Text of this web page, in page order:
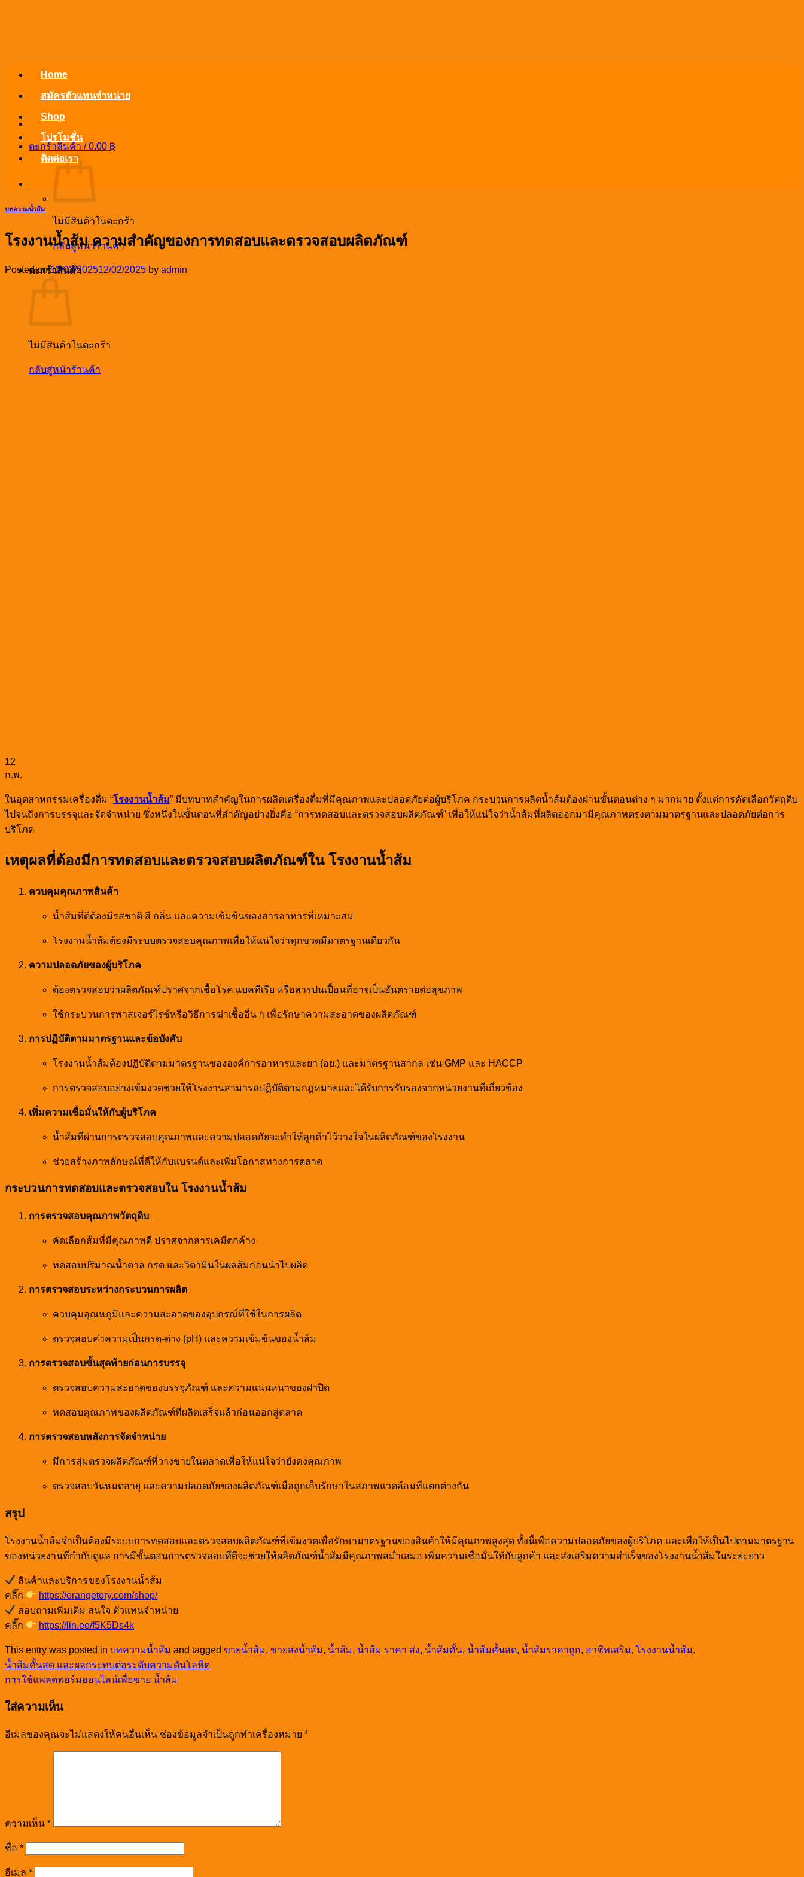
ตะกร้าสินค้า /0.00 ฿
ไม่มีสินค้าในตะกร้า
กลับสู่หน้าร้านค้า
ตะกร้าสินค้า
ไม่มีสินค้าในตะกร้า
กลับสู่หน้าร้านค้า
Home
สมัครตัวแทนจำหน่าย
Shop
โปรโมชั่น
ติดต่อเรา
บทความน้ำส้ม
โรงงานน้ำส้ม ความสำคัญของการทดสอบและตรวจสอบผลิตภัณฑ์
Posted on12/02/202512/02/2025 by admin
12
ก.พ.
ในอุตสาหกรรมเครื่องดื่ม “โรงงานน้ำส้ม” มีบทบาทสำคัญในการผลิตเครื่องดื่มที่มีคุณภาพและปลอดภัยต่อผู้บริโภค กระบวนการผลิตน้ำส้มต้องผ่านขั้นตอนต่าง ๆ มากมาย ตั้งแต่การคัดเลือกวัตถุดิบ
ไปจนถึงการบรรจุและจัดจำหน่าย ซึ่งหนึ่งในขั้นตอนที่สำคัญอย่างยิ่งคือ “การทดสอบและตรวจสอบผลิตภัณฑ์” เพื่อให้แน่ใจว่าน้ำส้มที่ผลิตออกมามีคุณภาพตรงตามมาตรฐานและปลอดภัยต่อการ
บริโภค
เหตุผลที่ต้องมีการทดสอบและตรวจสอบผลิตภัณฑ์ใน โรงงานน้ำส้ม
ควบคุมคุณภาพสินค้า
น้ำส้มที่ดีต้องมีรสชาติ สี กลิ่น และความเข้มข้นของสารอาหารที่เหมาะสม
โรงงานน้ำส้มต้องมีระบบตรวจสอบคุณภาพเพื่อให้แน่ใจว่าทุกขวดมีมาตรฐานเดียวกัน
ความปลอดภัยของผู้บริโภค
ต้องตรวจสอบว่าผลิตภัณฑ์ปราศจากเชื้อโรค แบคทีเรีย หรือสารปนเปื้อนที่อาจเป็นอันตรายต่อสุขภาพ
ใช้กระบวนการพาสเจอร์ไรซ์หรือวิธีการฆ่าเชื้ออื่น ๆ เพื่อรักษาความสะอาดของผลิตภัณฑ์
การปฏิบัติตามมาตรฐานและข้อบังคับ
โรงงานน้ำส้มต้องปฏิบัติตามมาตรฐานขององค์การอาหารและยา (อย.) และมาตรฐานสากล เช่น GMP และ HACCP
การตรวจสอบอย่างเข้มงวดช่วยให้โรงงานสามารถปฏิบัติตามกฎหมายและได้รับการรับรองจากหน่วยงานที่เกี่ยวข้อง
เพิ่มความเชื่อมั่นให้กับผู้บริโภค
น้ำส้มที่ผ่านการตรวจสอบคุณภาพและความปลอดภัยจะทำให้ลูกค้าไว้วางใจในผลิตภัณฑ์ของโรงงาน
ช่วยสร้างภาพลักษณ์ที่ดีให้กับแบรนด์และเพิ่มโอกาสทางการตลาด
กระบวนการทดสอบและตรวจสอบใน โรงงานน้ำส้ม
การตรวจสอบคุณภาพวัตถุดิบ
คัดเลือกส้มที่มีคุณภาพดี ปราศจากสารเคมีตกค้าง
ทดสอบปริมาณน้ำตาล กรด และวิตามินในผลส้มก่อนนำไปผลิต
การตรวจสอบระหว่างกระบวนการผลิต
ควบคุมอุณหภูมิและความสะอาดของอุปกรณ์ที่ใช้ในการผลิต
ตรวจสอบค่าความเป็นกรด-ด่าง (pH) และความเข้มข้นของน้ำส้ม
การตรวจสอบขั้นสุดท้ายก่อนการบรรจุ
ตรวจสอบความสะอาดของบรรจุภัณฑ์ และความแน่นหนาของฝาปิด
ทดสอบคุณภาพของผลิตภัณฑ์ที่ผลิตเสร็จแล้วก่อนออกสู่ตลาด
การตรวจสอบหลังการจัดจำหน่าย
มีการสุ่มตรวจผลิตภัณฑ์ที่วางขายในตลาดเพื่อให้แน่ใจว่ายังคงคุณภาพ
ตรวจสอบวันหมดอายุ และความปลอดภัยของผลิตภัณฑ์เมื่อถูกเก็บรักษาในสภาพแวดล้อมที่แตกต่างกัน
สรุป
โรงงานน้ำส้มจำเป็นต้องมีระบบการทดสอบและตรวจสอบผลิตภัณฑ์ที่เข้มงวดเพื่อรักษามาตรฐานของสินค้าให้มีคุณภาพสูงสุด ทั้งนี้เพื่อความปลอดภัยของผู้บริโภค และเพื่อให้เป็นไปตามมาตรฐาน
ของหน่วยงานที่กำกับดูแล การมีขั้นตอนการตรวจสอบที่ดีจะช่วยให้ผลิตภัณฑ์น้ำส้มมีคุณภาพสม่ำเสมอ เพิ่มความเชื่อมั่นให้กับลูกค้า และส่งเสริมความสำเร็จของโรงงานน้ำส้มในระยะยาว
สินค้าและบริการของโรงงานน้ำส้ม
คลิ๊ก
https://orangetory.com/shop/
สอบถามเพิ่มเติม สนใจ ตัวแทนจำหน่าย
คลิ๊ก
https://lin.ee/f5K5Ds4k
This entry was posted in บทความน้ำส้ม and tagged ขายน้ำส้ม, ขายส่งน้ำส้ม, น้ำส้ม, น้ำส้ม ราคา ส่ง, น้ำส้มคั้น, น้ำส้มคั้นสด, น้ำส้มราคาถูก, อาชีพเสริม, โรงงานน้ำส้ม.
น้ำส้มคั้นสด และผลกระทบต่อระดับความดันโลหิต
การใช้แพลตฟอร์มออนไลน์เพื่อขาย น้ำส้ม
ใส่ความเห็น
อีเมลของคุณจะไม่แสดงให้คนอื่นเห็น ช่องข้อมูลจำเป็นถูกทำเครื่องหมาย *
ความเห็น *
ชื่อ *
อีเมล *